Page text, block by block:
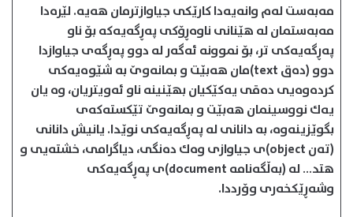
مه‌به‌ست له‌م وانه‌یه‌دا كارێكی جیاوازترمان هه‌یه. لێره‌دا
مه‌به‌ستمان له‌ هێنانی ناوه‌ڕۆكی په‌ڕگه‌یه‌كه‌ بۆ ناو
په‌ڕگه‌یه‌كی تر، بۆ نموونه‌ ئه‌گه‌ر له‌ دوو په‌ڕگه‌ی جیاوازدا
دوو (ده‌ق text)مان هه‌بێت و بمانه‌وێ به‌ شێوه‌یه‌كی
كرده‌وه‌یی ده‌قی یه‌كێكیان بهێنینه‌ ناو ئه‌ویتریان، وه‌ یان
یه‌ك نووسینمان هه‌بێت‌ و بمانه‌وێ تێكسته‌كه‌ی
بگوێزینه‌وه، به‌ دانانی له‌ په‌ڕگه‌یه‌كی نوێدا. یانیش دانانی
(ته‌ن object)ی جیاوازی وه‌ك ده‌نگی، دیاگرامی، خشته‌یی و
هتد… له‌ (به‌ڵگه‌نامه document)‌ی په‌ڕگه‌یه‌كی
وشه‌ڕێكخه‌ری وۆرددا.